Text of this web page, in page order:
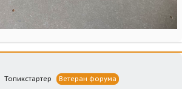
Топикстартер Ветеран форума